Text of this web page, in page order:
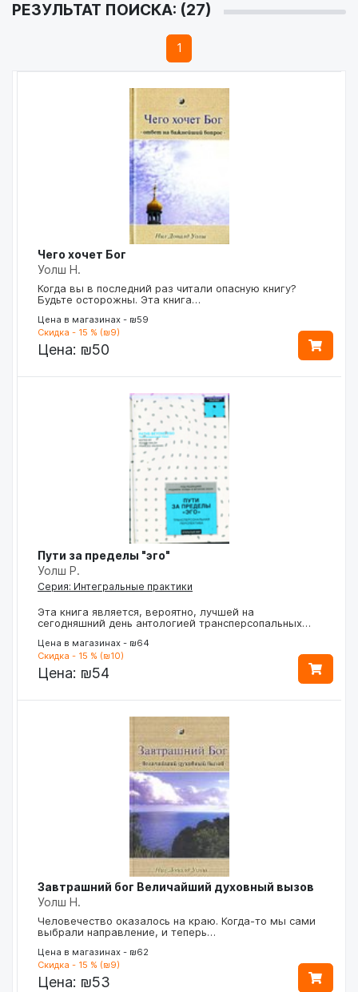
РЕЗУЛЬТАТ ПОИСКА: (27)
1
Чего хочет Бог
Уолш Н.
Когда вы в последний раз читали опасную книгу?
Будьте осторожны. Эта книга…
Цена в магазинах - ₪59
Скидка - 15 % (₪9)
Цена: ₪50
Пути за пределы "эго"
Уолш Р.
Серия: Интегральные практики
Эта книга является, вероятно, лучшей на
сегодняшний день антологией трансперсопальных…
Цена в магазинах - ₪64
Скидка - 15 % (₪10)
Цена: ₪54
Завтрашний бог Величайший духовный вызов
Уолш Н.
Человечество оказалось на краю. Когда-то мы сами
выбрали направление, и теперь…
Цена в магазинах - ₪62
Скидка - 15 % (₪9)
Цена: ₪53